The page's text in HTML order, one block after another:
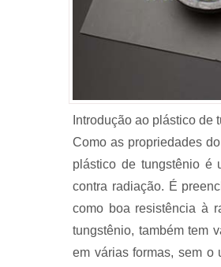
Introdução ao plástico de
Como as propriedades
plástico de tungstênio é
contra radiação. É
como boa resistência à
tungstênio, também tem
em várias formas, sem o